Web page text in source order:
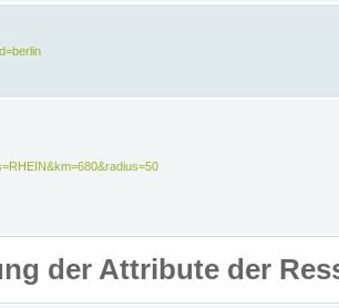
der Attribute der